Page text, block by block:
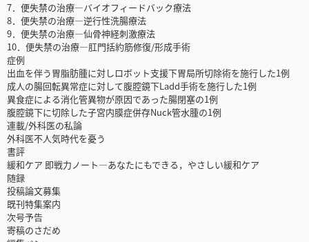
7．便失禁の治療―バイオフィードバック療法
8．便失禁の治療―逆行性洗腸療法
9．便失禁の治療―仙骨神経刺激療法
10．便失禁の治療―肛門括約筋修復/形成手術
症例
出血を伴う胃脂肪腫に対しロボット支援下胃局所切除術を施行した1例
成人の腸回転異常症に対して腹腔鏡下Ladd手術を施行した1例
異食症による消化管異物が原因であった腸閉塞の1例
腹腔鏡下に切除した子宮内膜症併存Nuck管水腫の1例
連載/外科医の私論
外科医不人気時代を憂う
書評
緩和ケア 即戦力ノート―あなたにもできる，やさしい緩和ケア
随録
投稿論文募集
既刊特集案内
次号予告
寄稿のさだめ